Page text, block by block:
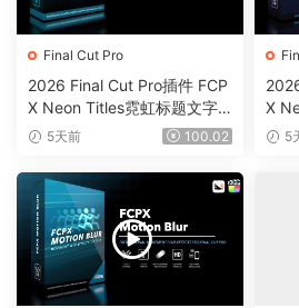
Final Cut Pro
2026 Final Cut Pro插件 FCP
X Neon Titles霓虹标题文字
元素效果0201
5天前 100.02
X
素 5